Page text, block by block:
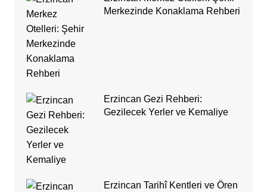
Merkezinde Konaklama Rehberi
Erzincan Gezi Rehberi:
Gezilecek Yerler ve Kemaliye
Erzincan Tarihî Kentleri ve Ören